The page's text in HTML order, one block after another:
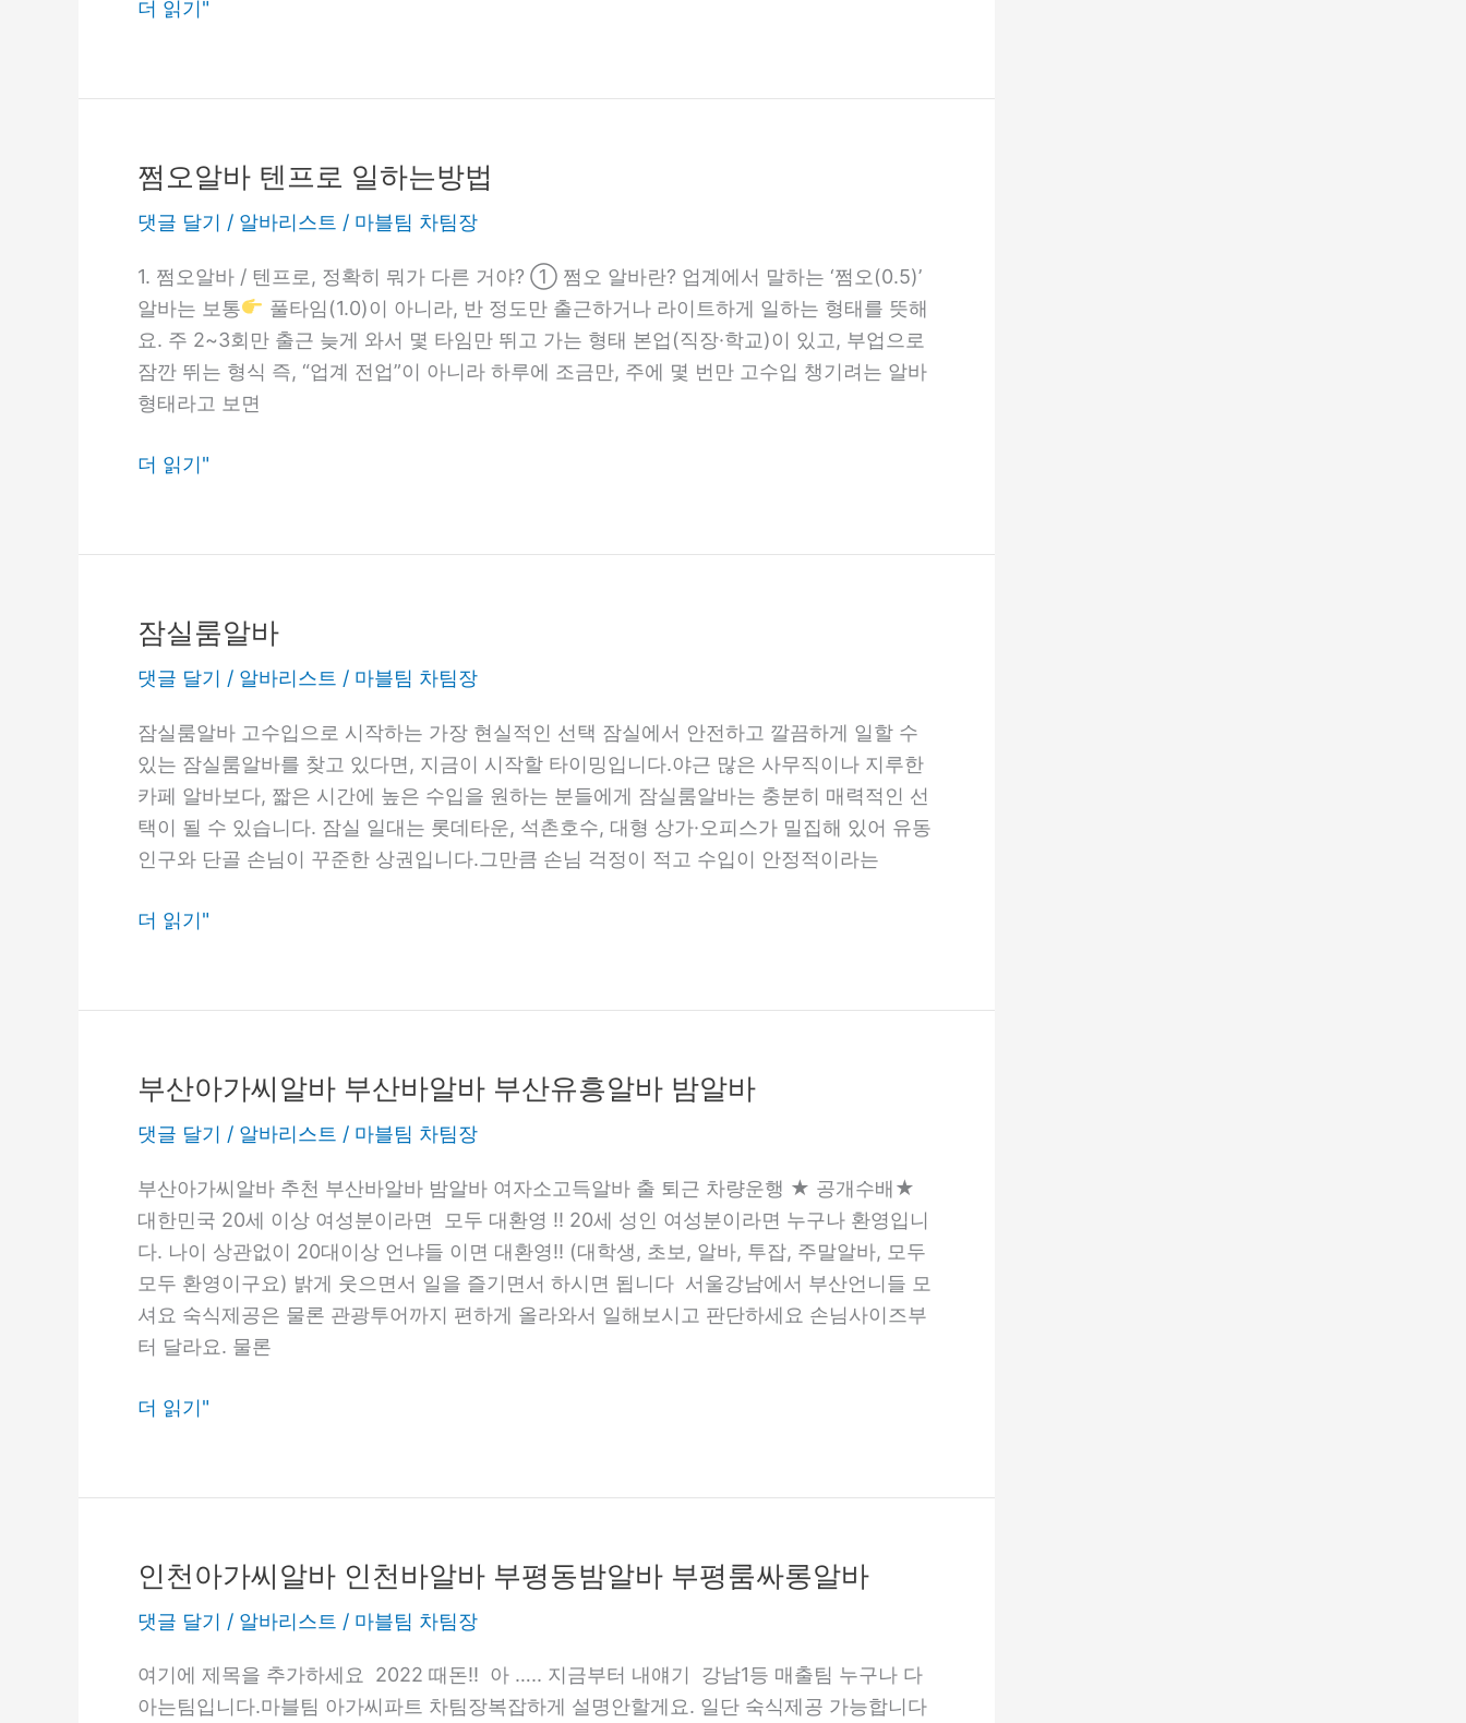
모
구
구
직
내
더 읽기"
쩜오알바 텐프로 일하는방법
댓글 달기 / 알바리스트 / 마블팀 차팀장
1. 쩜오알바 / 텐프로, 정확히 뭐가 다른 거야? ① 쩜오 알바란? 업계에서 말하는 ‘쩜오(0.5)’
알바는 보통
풀타임(1.0)이 아니라, 반 정도만 출근하거나 라이트하게 일하는 형태를 뜻해
요. 주 2~3회만 출근 늦게 와서 몇 타임만 뛰고 가는 형태 본업(직장·학교)이 있고, 부업으로
잠깐 뛰는 형식 즉, “업계 전업”이 아니라 하루에 조금만, 주에 몇 번만 고수입 챙기려는 알바
형태라고 보면
쩜
알
바
텐
프
로
일
는
더 읽기"
잠실룸알바
댓글 달기 / 알바리스트 / 마블팀 차팀장
잠실룸알바 고수입으로 시작하는 가장 현실적인 선택 잠실에서 안전하고 깔끔하게 일할 수
있는 잠실룸알바를 찾고 있다면, 지금이 시작할 타이밍입니다.야근 많은 사무직이나 지루한
카페 알바보다, 짧은 시간에 높은 수입을 원하는 분들에게 잠실룸알바는 충분히 매력적인 선
택이 될 수 있습니다. 잠실 일대는 롯데타운, 석촌호수, 대형 상가·오피스가 밀집해 있어 유동
인구와 단골 손님이 꾸준한 상권입니다.그만큼 손님 걱정이 적고 수입이 안정적이라는
잠
룸
알
바
더 읽기"
부산아가씨알바 부산바알바 부산유흥알바 밤알바
댓글 달기 / 알바리스트 / 마블팀 차팀장
부산아가씨알바 추천 부산바알바 밤알바 여자소고득알바 출 퇴근 차량운행 ★ 공개수배★
대한민국 20세 이상 여성분이라면 모두 대환영 !! 20세 성인 여성분이라면 누구나 환영입니
다. 나이 상관없이 20대이상 언냐들 이면 대환영!! (대학생, 초보, 알바, 투잡, 주말알바, 모두
모두 환영이구요) 밝게 웃으면서 일을 즐기면서 하시면 됩니다 서울강남에서 부산언니들 모
셔요 숙식제공은 물론 관광투어까지 편하게 올라와서 일해보시고 판단하세요 손님사이즈부
터 달라요. 물론
부
아
가
씨
알
바
부
산
알
산
알
바
알
바
더 읽기"
인천아가씨알바 인천바알바 부평동밤알바 부평룸싸롱알바
댓글 달기 / 알바리스트 / 마블팀 차팀장
여기에 제목을 추가하세요 2022 때돈!! 아 ….. 지금부터 내얘기 강남1등 매출팀 누구나 다
아는팀입니다.마블팀 아가씨파트 차팀장복잡하게 설명안할게요. 일단 숙식제공 가능합니다
인
아
가
씨